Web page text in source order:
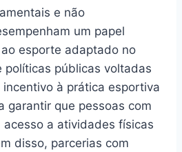
e não
um papel
esporte adaptado no
políticas públicas voltadas
à prática esportiva
garantir que pessoas com
a atividades físicas
disso, parcerias com